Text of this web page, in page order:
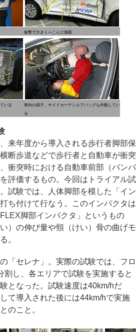
衝撃で大きくへこんだ側面
いる
車内の様子。サイドカーテンエアバッグも作動してい
る
来年度から導入される歩行者脚部保
断歩道などで歩行者と自動車が衝突
衝突時における自動車前部（バンパ
評価するもの。今回はトライアル試
試験では、人体脚部を模した「イン
ち付けて行なう。このインパクタは
脚部インパクタ」というもの
）の伸び量や頸（けい）骨の曲げモ
。
「セレナ」。実際の試験では、フロ
割し、各エリアで試験を実施すると
となった。試験速度は40km/hだ
て導入された後には44km/hで実施
のこと。